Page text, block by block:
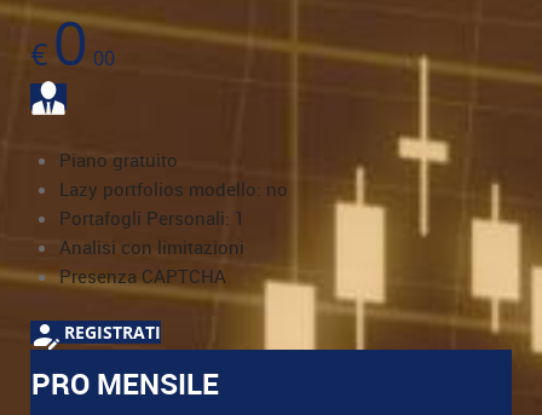
€0 00
Piano gratuito
Lazy portfolios modello: no
Portafogli Personali: 1
Analisi con limitazioni
Presenza CAPTCHA
REGISTRATI
PRO MENSILE